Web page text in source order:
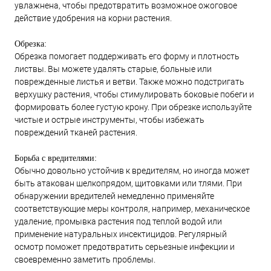
увлажнена, чтобы предотвратить возможное ожоговое
действие удобрения на корни растения.
Обрезка:
Обрезка помогает поддерживать его форму и плотность
листвы. Вы можете удалять старые, больные или
поврежденные листья и ветви. Также можно подстригать
верхушку растения, чтобы стимулировать боковые побеги и
формировать более густую крону. При обрезке используйте
чистые и острые инструменты, чтобы избежать
повреждений тканей растения.
Борьба с вредителями:
Обычно довольно устойчив к вредителям, но иногда может
быть атакован шелкопрядом, щитовками или тлями. При
обнаружении вредителей немедленно применяйте
соответствующие меры контроля, например, механическое
удаление, промывка растения под теплой водой или
применение натуральных инсектицидов. Регулярный
осмотр поможет предотвратить серьезные инфекции и
своевременно заметить проблемы.